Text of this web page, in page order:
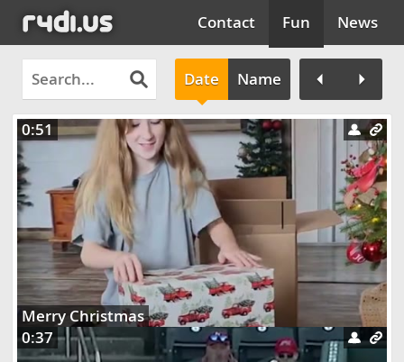
Contact Fun News
Date Name
0:51
Merry Christmas
0:37